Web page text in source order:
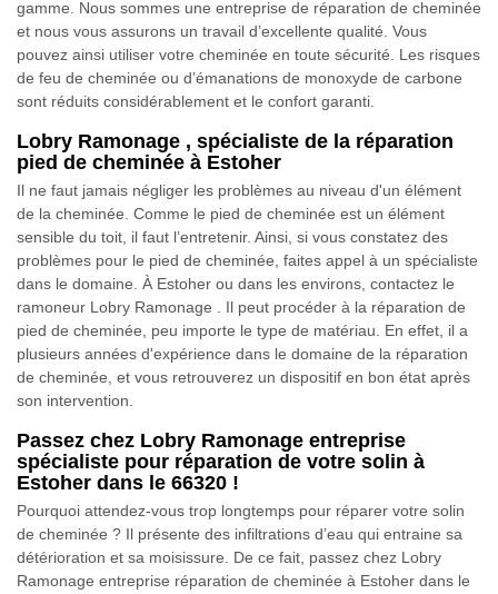
gamme. Nous sommes une entreprise de réparation de cheminée
et nous vous assurons un travail d’excellente qualité. Vous
pouvez ainsi utiliser votre cheminée en toute sécurité. Les risques
de feu de cheminée ou d’émanations de monoxyde de carbone
sont réduits considérablement et le confort garanti.
Lobry Ramonage , spécialiste de la réparation
pied de cheminée à Estoher
Il ne faut jamais négliger les problèmes au niveau d'un élément
de la cheminée. Comme le pied de cheminée est un élément
sensible du toit, il faut l’entretenir. Ainsi, si vous constatez des
problèmes pour le pied de cheminée, faites appel à un spécialiste
dans le domaine. À Estoher ou dans les environs, contactez le
ramoneur Lobry Ramonage . Il peut procéder à la réparation de
pied de cheminée, peu importe le type de matériau. En effet, il a
plusieurs années d'expérience dans le domaine de la réparation
de cheminée, et vous retrouverez un dispositif en bon état après
son intervention.
Passez chez Lobry Ramonage entreprise
spécialiste pour réparation de votre solin à
Estoher dans le 66320 !
Pourquoi attendez-vous trop longtemps pour réparer votre solin
de cheminée ? Il présente des infiltrations d’eau qui entraine sa
détérioration et sa moisissure. De ce fait, passez chez Lobry
Ramonage entreprise réparation de cheminée à Estoher dans le